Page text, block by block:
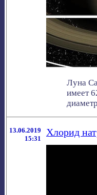
Луна
имеет
13.06.2019
15:31
Хлорид